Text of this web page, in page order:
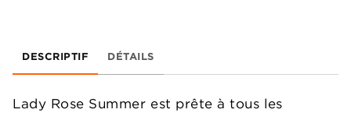
DESCRIPTIF DÉTAILS
Lady Rose Summer est prête à tous les